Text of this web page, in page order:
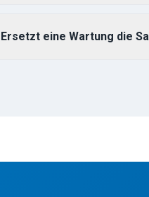
Ersetzt eine Wartung die